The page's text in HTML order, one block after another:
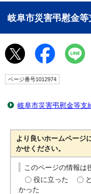
岐阜市災害弔慰金
ページ番号1012974
岐阜市災害弔慰金等支
より良いホームページ
かせください。
このページの情報は
役に立った
かった